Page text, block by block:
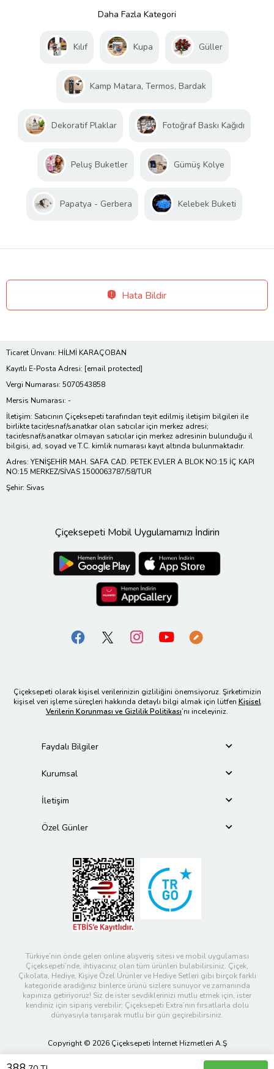
Daha Fazla Kategori
Kılıf Kupa Güller
Kamp Matara, Termos, Bardak
Dekoratif Plaklar Fotoğraf Baskı Kağıdı
Peluş Buketler Gümüş Kolye
Papatya - Gerbera Kelebek Buketi
Hata Bildir
Ticaret Ünvanı: HİLMİ KARAÇOBAN
Kayıtlı E-Posta Adresi: [email protected]
Vergi Numarası: 5070543858
Mersis Numarası: -
İletişim: Satıcının Çiçeksepeti tarafından teyit edilmiş iletişim bilgileri ile
birlikte tacir/esnaf/sanatkar olan satıcılar için merkez adresi;
tacir/esnaf/sanatkar olmayan satıcılar için merkez adresinin bulunduğu il
bilgisi, ad, soyad ve T.C. kimlik numarası kayıt altında bulunmaktadır.
Adres: YENİŞEHİR MAH. SAFA CAD. PETEK EVLER A BLOK NO:15 İÇ KAPI
NO:15 MERKEZ/SİVAS 1500063787/58/TUR
Şehir: Sivas
Çiçeksepeti Mobil Uygulamamızı İndirin
Çiçeksepeti olarak kişisel verilerinizin gizliliğini önemsiyoruz. Şirketimizin
kişisel veri işleme süreçleri hakkında detaylı bilgi almak için lütfen Kişisel
Verilerin Korunması ve Gizlilik Politikası’nı inceleyiniz.
Faydalı Bilgiler
Kurumsal
İletişim
Özel Günler
Türkiye’nin önde gelen online alışveriş sitesi ve mobil uygulaması
Çiçeksepeti’nde, ihtiyacınız olan tüm ürünleri bulabilirsiniz. Çiçek,
Çikolata, Hediye, Kişiye Özel Ürünler ve Hediye Setleri gibi birçok farklı
kategoride aradığınız binlerce ürünü sizlere sunuyor ve zamanında
kapınıza getiriyoruz! Siz de ister sevdiklerinizi mutlu etmek için, ister
kendiniz için sipariş verebilir; Çiçeksepeti Extra’nın fırsatlarla dolu
dünyasıyla tanışarak mutlu bir gün geçirebilirsiniz.
Copyright © 2026 Çiçeksepeti İnternet Hizmetleri A.Ş